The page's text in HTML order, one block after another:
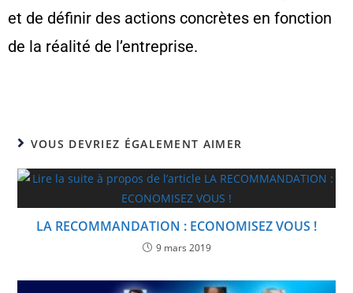
et de définir des actions concrètes en fonction
de la réalité de l’entreprise.
VOUS DEVRIEZ ÉGALEMENT AIMER
LA RECOMMANDATION : ECONOMISEZ VOUS !
9 mars 2019